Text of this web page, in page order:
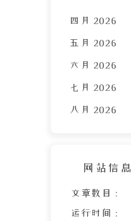
四月 2026
五月 2026
六月 2026
七月 2026
八月 2026
网站信息
文章数目 :
运行时间 :